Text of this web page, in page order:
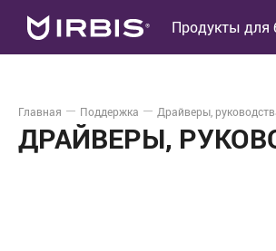
Продукты для
Главная Поддержка Драйверы,
ДРАЙВЕРЫ,